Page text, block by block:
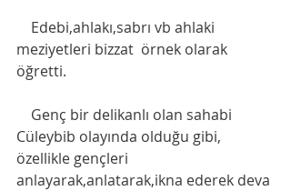
meziyetleri bizzat  örnek olarak
öğretti.
Cüleybib olayında olduğu gibi,
özellikle gençleri
anlayarak,anlatarak,ikna ederek deva